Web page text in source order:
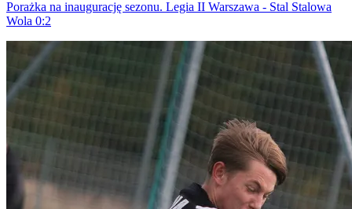
Porażka na inaugurację sezonu. Legia II Warszawa - Stal Stalowa
Wola 0:2